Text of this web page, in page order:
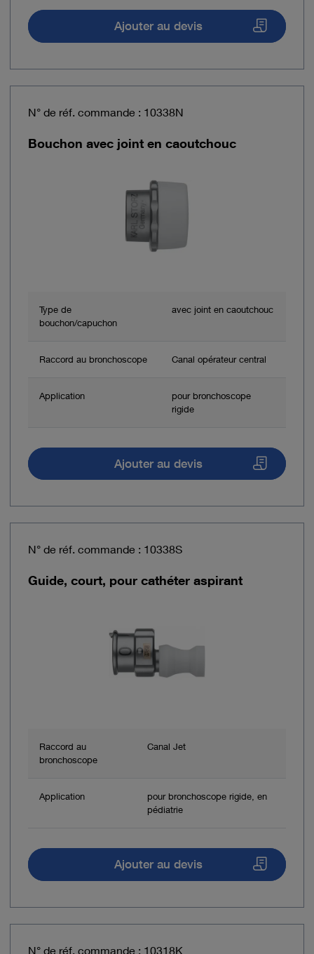
Ajouter au devis
N° de réf. commande : 10338N
Bouchon avec joint en caoutchouc
Type de
bouchon/capuchon
avec joint en caoutchouc
Raccord au bronchoscope Canal opérateur central
Application
pour bronchoscope
rigide
Ajouter au devis
N° de réf. commande : 10338S
Guide, court, pour cathéter aspirant
Raccord au
bronchoscope
Canal Jet
Application
pour bronchoscope rigide, en
pédiatrie
Ajouter au devis
N° de réf. commande : 10318K